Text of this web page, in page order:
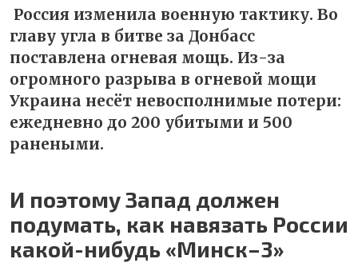
Россия изменила военную тактику. Во
главу угла в битве за Донбасс
поставлена огневая мощь. Из-за
огромного разрыва в огневой мощи
Украина несёт невосполнимые потери:
ежедневно до 200 убитыми и 500
ранеными.
И поэтому Запад должен
подумать, как навязать России
какой-нибудь «Минск–3»